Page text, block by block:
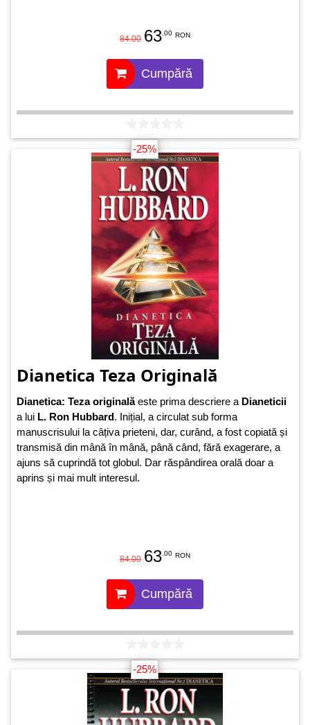
84.00 63 .00 RON
Cumpără
-25%
Dianetica Teza Originală
Dianetica: Teza originalăeste prima descriere a Dianeticii
a lui L. Ron Hubbard. Inițial, a circulat sub forma
manuscrisului la câțiva prieteni, dar, curând, a fost copiată și
transmisă din mână în mână, până când, fără exagerare, a
ajuns să cuprindă tot globul. Dar răspândirea orală doar a
aprins și mai mult interesul.
84.00 63 .00 RON
Cumpără
-25%